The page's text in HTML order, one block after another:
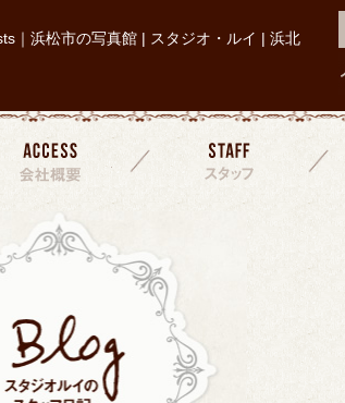
｜浜松市の写真館 | スタジオ・ルイ | 浜北
会社概要 スタッフ